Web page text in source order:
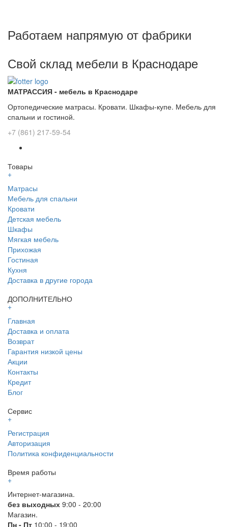
Работаем напрямую от фабрики
Свой склад мебели в Краснодаре
МАТРАССИЯ - мебель в Краснодаре
Ортопедические матрасы. Кровати. Шкафы-купе. Мебель для
спальни и гостиной.
+7 (861) 217-59-54
Товары
+
Матрасы
Мебель для спальни
Кровати
Детская мебель
Шкафы
Мягкая мебель
Прихожая
Гостиная
Кухня
Доставка в другие города
ДОПОЛНИТЕЛЬНО
+
Главная
Доставка и оплата
Возврат
Гарантия низкой цены
Акции
Контакты
Кредит
Блог
Сервис
+
Регистрация
Авторизация
Политика конфиденциальности
Время работы
+
Интернет-магазина.
без выходных 9:00 - 20:00
Магазин.
Пн - Пт 10:00 - 19:00